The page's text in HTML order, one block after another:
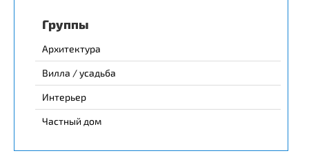
Группы
Архитектура
Вилла / усадьба
Интерьер
Частный дом